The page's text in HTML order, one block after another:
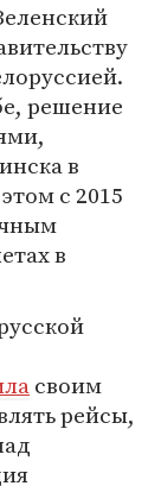
решение
в
с 2015
в
своим
рейсы,